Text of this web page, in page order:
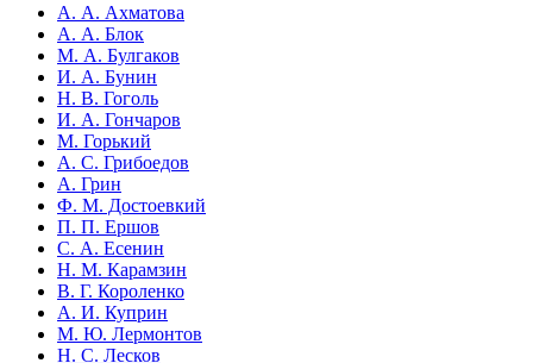
А. А. Ахматова
А. А. Блок
М. А. Булгаков
И. А. Бунин
Н. В. Гоголь
И. А. Гончаров
М. Горький
А. С. Грибоедов
А. Грин
Ф. М. Достоевкий
П. П. Ершов
С. А. Есенин
Н. М. Карамзин
В. Г. Короленко
А. И. Куприн
М. Ю. Лермонтов
Н. С. Лесков